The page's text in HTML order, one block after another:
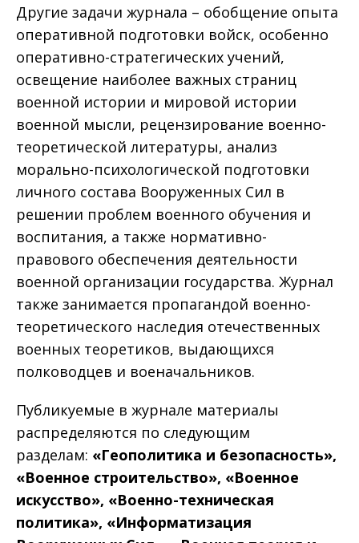
Другие задачи журнала – обобщение опыта
оперативной подготовки войск, особенно
оперативно-стратегических учений,
освещение наиболее важных страниц
военной истории и мировой истории
военной мысли, рецензирование военно-
теоретической литературы, анализ
морально-психологической подготовки
личного состава Вооруженных Сил в
решении проблем военного обучения и
воспитания, а также нормативно-
правового обеспечения деятельности
военной организации государства. Журнал
также занимается пропагандой военно-
теоретического наследия отечественных
военных теоретиков, выдающихся
полководцев и военачальников.
Публикуемые в журнале материалы
распределяются по следующим
разделам: «Геополитика и безопасность»,
«Военное строительство», «Военное
искусcтво», «Военно-техническая
политика», «Информатизация